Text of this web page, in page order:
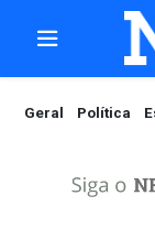
Geral Política